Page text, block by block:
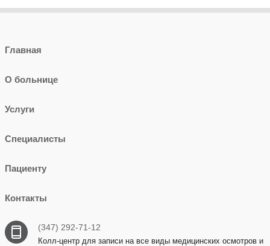
Главная
О больнице
Услуги
Специалисты
Пациенту
Контакты
(347) 292-71-12
Колл-центр для записи на все виды медицинских осмотров и